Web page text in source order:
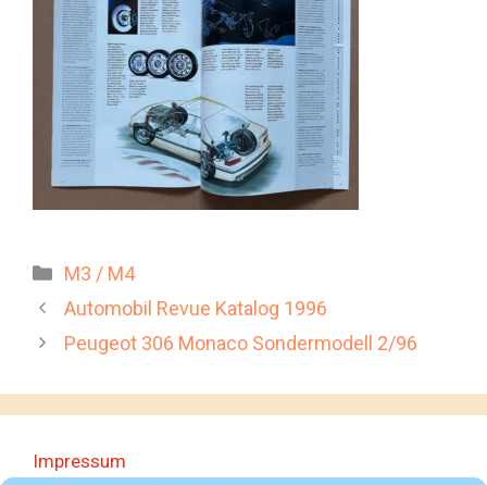
Kategorien
M3 / M4
Automobil Revue Katalog 1996
Peugeot 306 Monaco Sondermodell 2/96
Impressum